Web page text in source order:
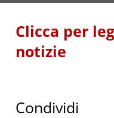
Clicca per
notizie
Condividi